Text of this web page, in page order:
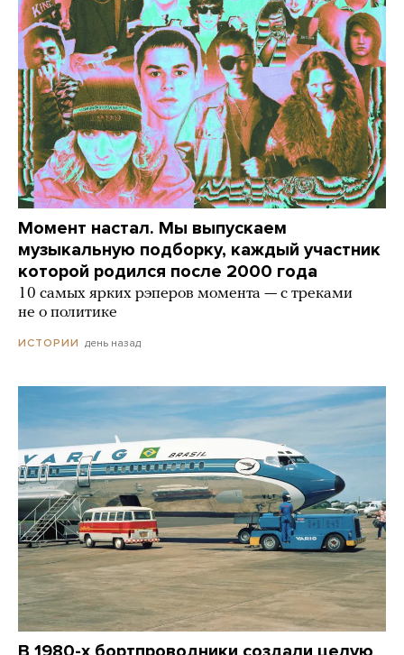
Момент настал. Мы выпускаем
музыкальную подборку, каждый участник
которой родился после 2000 года
10 самых ярких рэперов момента — с треками
не о политике
ИСТОРИИ день назад